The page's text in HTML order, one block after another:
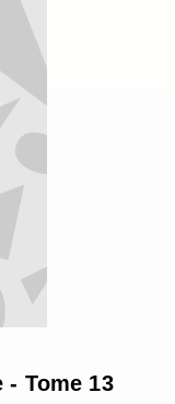
Tome 13